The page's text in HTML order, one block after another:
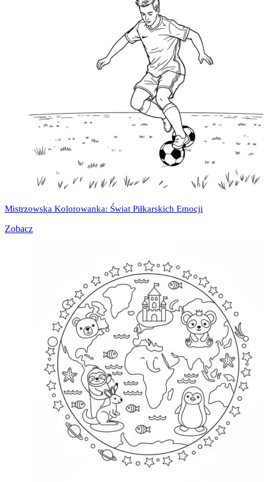
Mistrzowska Kolorowanka: Świat Piłkarskich Emocji
Zobacz